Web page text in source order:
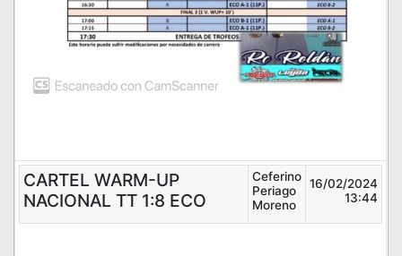
CARTEL WARM-UP
NACIONAL TT 1:8 ECO
Ceferino
Periago
Moreno
16/02/2024
13:44